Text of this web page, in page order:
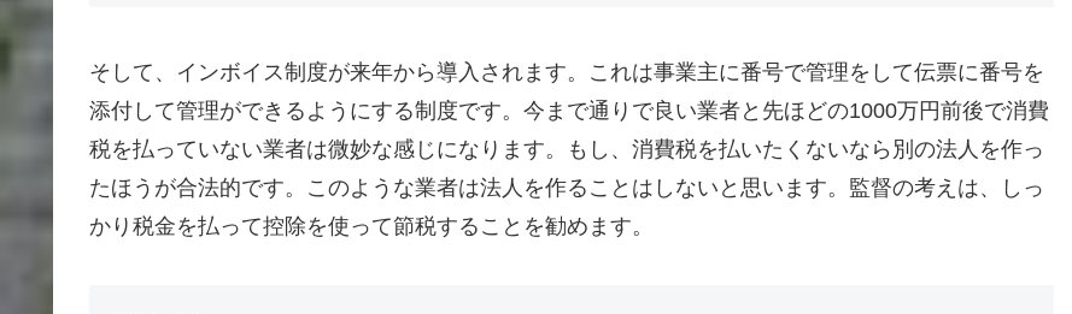
そして、インボイス制度が来年から導入されます。これは事業主に番号で管理をして伝票に番号を
添付して管理ができるようにする制度です。今まで通りで良い業者と先ほどの1000万円前後で消費
税を払っていない業者は微妙な感じになります。もし、消費税を払いたくないなら別の法人を作っ
たほうが合法的です。このような業者は法人を作ることはしないと思います。監督の考えは、しっ
かり税金を払って控除を使って節税することを勧めます。